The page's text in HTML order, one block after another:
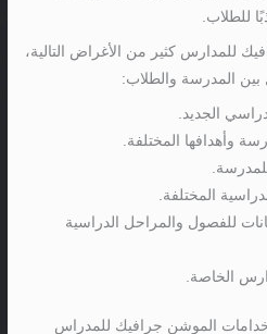
للطلاب.
للمدارس كثير من الأغراض التالية،
المدرسة والطلاب:
الجديد.
وأهدافها المختلفة.
المختلفة.
للفصول والمراحل الدراسية
الخاصة.
الموشن جرافيك للمدراس